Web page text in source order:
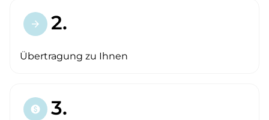
arrow_forward 2.
Übertragung zu Ihnen
paid 3.